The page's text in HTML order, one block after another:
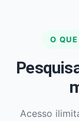
O
Acesso